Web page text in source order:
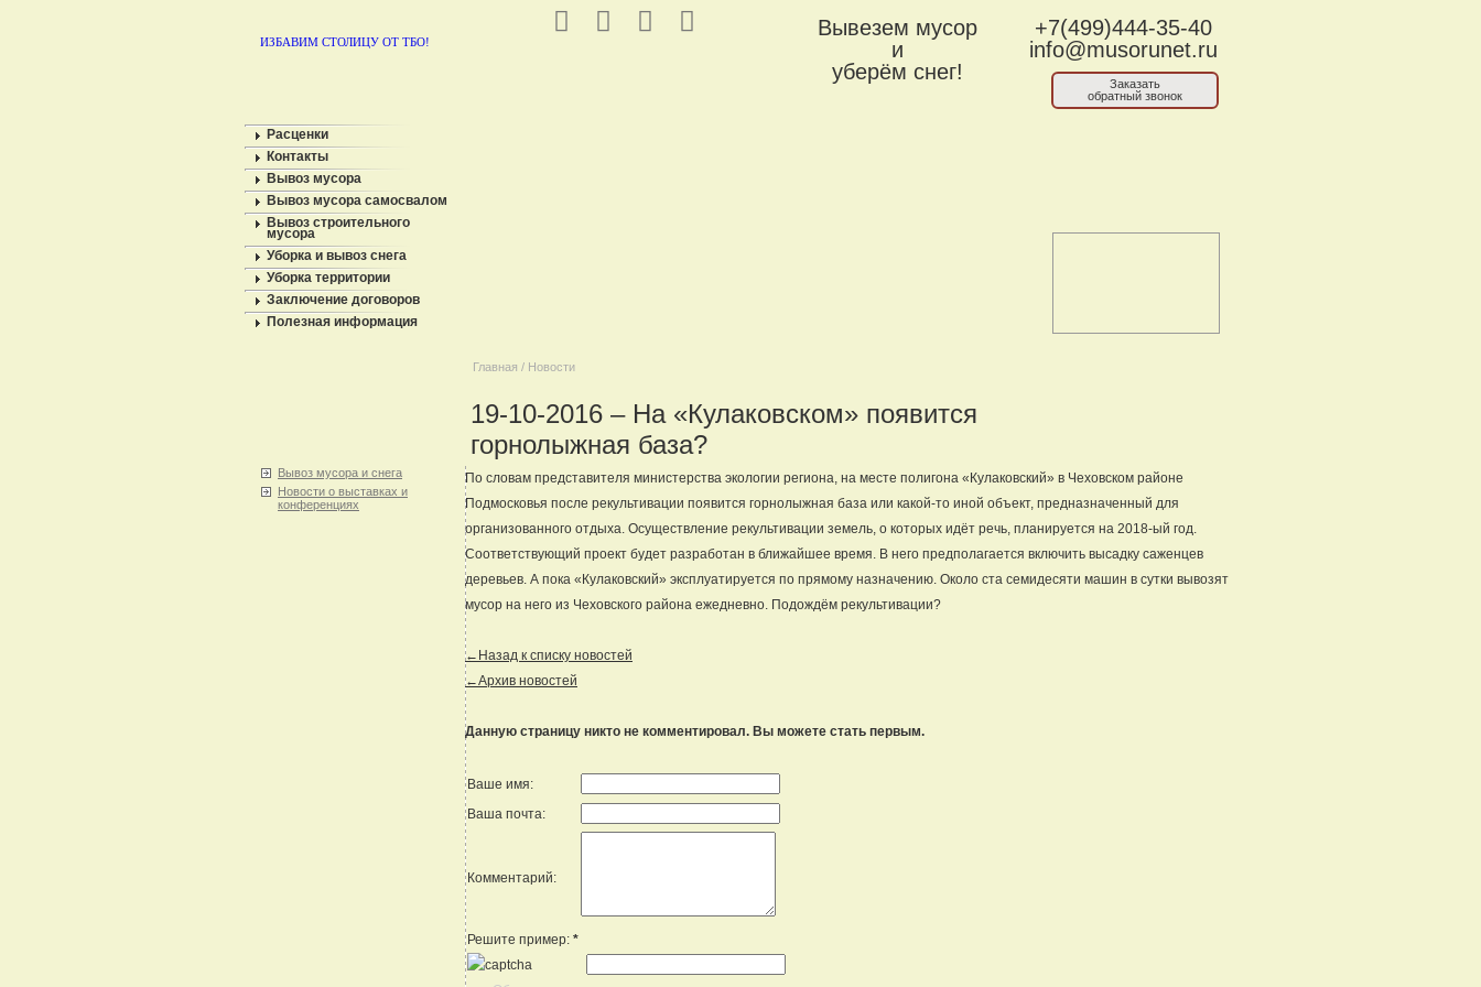
ИЗБАВИМ СТОЛИЦУ ОТ ТБО!
Вывезем мусор
и
уберём снег!
+7(499)444-35-40
info@musorunet.ru
Заказать
обратный звонок
Расценки
Контакты
Вывоз мусора
Вывоз мусора самосвалом
Вывоз строительного
мусора
Уборка и вывоз снега
Уборка территории
Заключение договоров
Полезная информация
Главная / Новости
19-10-2016 – На «Кулаковском» появится
горнолыжная база?
Вывоз мусора и снега
Новости о выставках и
конференциях
По словам представителя министерства экологии региона, на месте полигона «Кулаковский» в Чеховском районе
Подмосковья после рекультивации появится горнолыжная база или какой-то иной объект, предназначенный для
организованного отдыха. Осуществление рекультивации земель, о которых идёт речь, планируется на 2018-ый год.
Соответствующий проект будет разработан в ближайшее время. В него предполагается включить высадку саженцев
деревьев. А пока «Кулаковский» эксплуатируется по прямому назначению. Около ста семидесяти машин в сутки вывозят
мусор на него из Чеховского района ежедневно. Подождём рекультивации?
←Назад к списку новостей
←Архив новостей
Данную страницу никто не комментировал. Вы можете стать первым.
Ваше имя:
Ваша почта:
Комментарий:
Решите пример: *